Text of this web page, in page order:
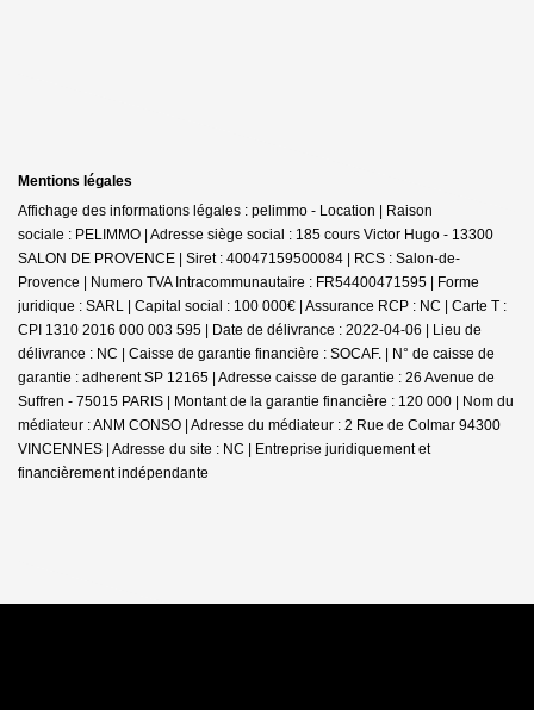
Mentions légales
Affichage des informations légales : pelimmo - Location | Raison
sociale : PELIMMO | Adresse siège social : 185 cours Victor Hugo - 13300
SALON DE PROVENCE | Siret : 40047159500084 | RCS : Salon-de-
Provence | Numero TVA Intracommunautaire : FR54400471595 | Forme
juridique : SARL | Capital social : 100 000€ | Assurance RCP : NC | Carte T :
CPI 1310 2016 000 003 595 | Date de délivrance : 2022-04-06 | Lieu de
délivrance : NC | Caisse de garantie financière : SOCAF. | N° de caisse de
garantie : adherent SP 12165 | Adresse caisse de garantie : 26 Avenue de
Suffren - 75015 PARIS | Montant de la garantie financière : 120 000 | Nom du
médiateur : ANM CONSO | Adresse du médiateur : 2 Rue de Colmar 94300
VINCENNES | Adresse du site : NC | Entreprise juridiquement et
financièrement indépendante